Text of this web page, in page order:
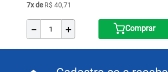
7 R$ 40,71
＋
－ Comprar